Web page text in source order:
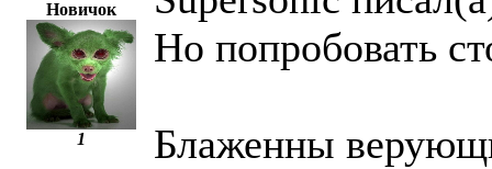
Новичок
1
Но попробовать
Блаженны